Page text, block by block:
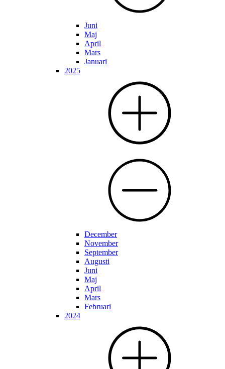
Juni
Maj
April
Mars
Januari
2025
December
November
September
Augusti
Juni
Maj
April
Mars
Februari
2024